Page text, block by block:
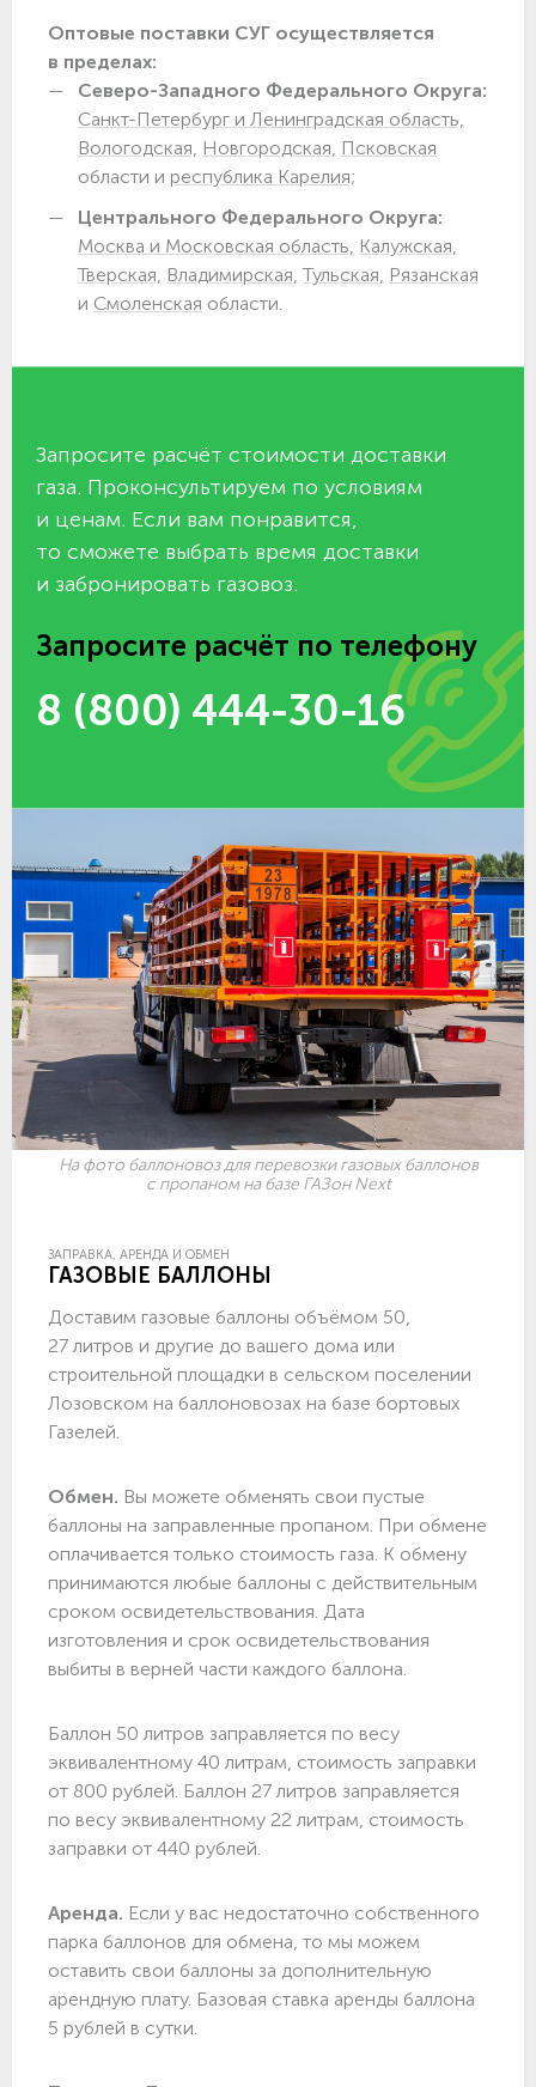
Оптовые поставки СУГ осуществляется
в пределах:
Северо-Западного Федерального Округа:
Санкт-Петербург и Ленинградская область,
Вологодская, Новгородская, Псковская
области и республика Карелия;
Центрального Федерального Округа:
Москва и Московская область, Калужская,
Тверская, Владимирская, Тульская, Рязанская
и Смоленская области.
Запросите расчёт стоимости доставки
газа. Проконсультируем по условиям
и ценам. Если вам понравится,
то сможете выбрать время доставки
и забронировать газовоз.
Запросите расчёт по телефону
8 (800) 444-30-16
На фото баллоновоз для перевозки газовых баллонов
с пропаном на базе ГАЗон Next
ЗАПРАВКА, АРЕНДА И ОБМЕН
ГАЗОВЫЕ БАЛЛОНЫ
Доставим газовые баллоны объёмом 50,
27 литров и другие до вашего дома или
строительной площадки в сельском поселении
Лозовском на баллоновозах на базе бортовых
Газелей.
Обмен. Вы можете обменять свои пустые
баллоны на заправленные пропаном. При обмене
оплачивается только стоимость газа. К обмену
принимаются любые баллоны с действительным
сроком освидетельствования. Дата
изготовления и срок освидетельствования
выбиты в верней части каждого баллона.
Баллон 50 литров заправляется по весу
эквивалентному 40 литрам, стоимость заправки
от 800 рублей. Баллон 27 литров заправляется
по весу эквивалентному 22 литрам, стоимость
заправки от 440 рублей.
Аренда. Если у вас недостаточно собственного
парка баллонов для обмена, то мы можем
оставить свои баллоны за дополнительную
арендную плату. Базовая ставка аренды баллона
5 рублей в сутки.